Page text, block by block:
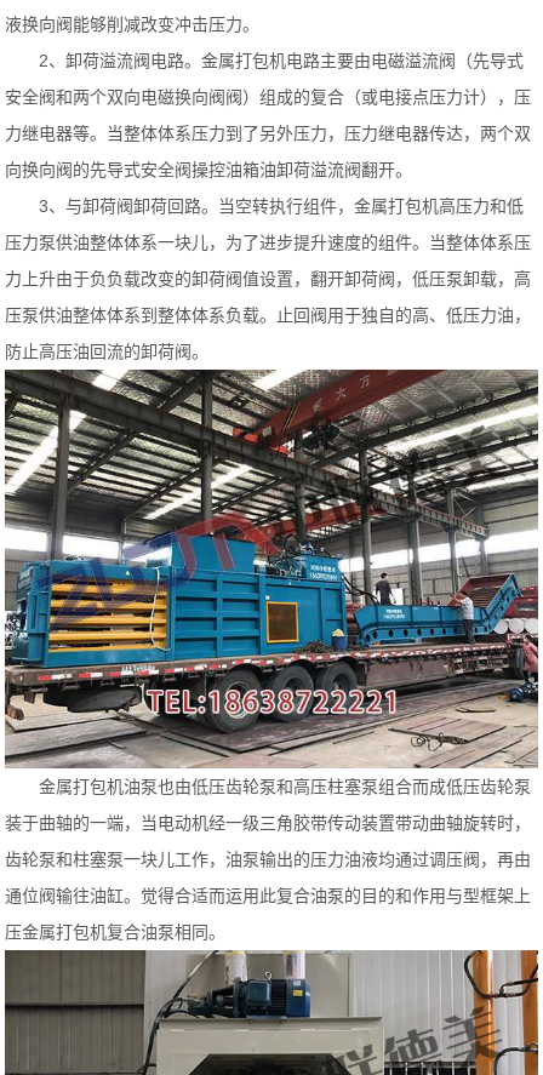
液换向阀能够削减改变冲击压力。
2、卸荷溢流阀电路。金属打包机电路主要由电磁溢流阀（先导式
安全阀和两个双向电磁换向阀阀）组成的复合（或电接点压力计），压
力继电器等。当整体体系压力到了另外压力，压力继电器传达，两个双
向换向阀的先导式安全阀操控油箱油卸荷溢流阀翻开。
3、与卸荷阀卸荷回路。当空转执行组件，金属打包机高压力和低
压力泵供油整体体系一块儿，为了进步提升速度的组件。当整体体系压
力上升由于负负载改变的卸荷阀值设置，翻开卸荷阀，低压泵卸载，高
压泵供油整体体系到整体体系负载。止回阀用于独自的高、低压力油，
防止高压油回流的卸荷阀。
金属打包机油泵也由低压齿轮泵和高压柱塞泵组合而成低压齿轮泵
装于曲轴的一端，当电动机经一级三角胶带传动装置带动曲轴旋转时，
齿轮泵和柱塞泵一块儿工作，油泵输出的压力油液均通过调压阀，再由
通位阀输往油缸。觉得合适而运用此复合油泵的目的和作用与型框架上
压金属打包机复合油泵相同。